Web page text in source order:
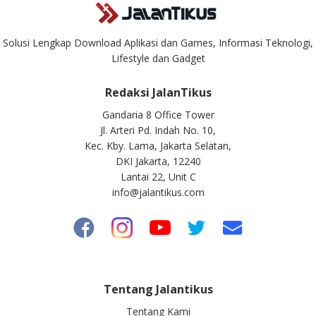
Solusi Lengkap Download Aplikasi dan Games, Informasi Teknologi,
Lifestyle dan Gadget
Redaksi JalanTikus
Gandaria 8 Office Tower
Jl. Arteri Pd. Indah No. 10,
Kec. Kby. Lama, Jakarta Selatan,
DKI Jakarta, 12240
Lantai 22, Unit C
info@jalantikus.com
Tentang Jalantikus
Tentang Kami